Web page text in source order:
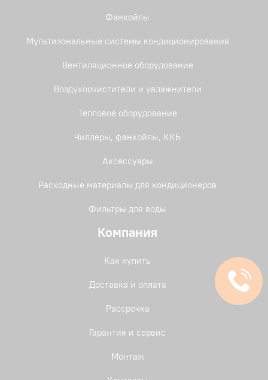
Фанкойлы
Мультизональные системы кондиционирования
Вентиляционное оборудование
Воздухоочистители и увлажнители
Тепловое оборудование
Чиллеры, фанкойлы, ККБ
Аксессуары
Расходные материалы для кондиционеров
Фильтры для воды
Компания
Как купить
Доставка и оплата
Рассрочка
Гарантия и сервис
Монтаж